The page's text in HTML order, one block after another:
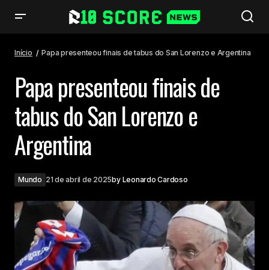
Início Papa presenteou finais de tabus do San Lorenzo e Argentina
Papa presenteou finais de
tabus do San Lorenzo e
Argentina
Mundo 21 de abril de 2025by Leonardo Cardoso